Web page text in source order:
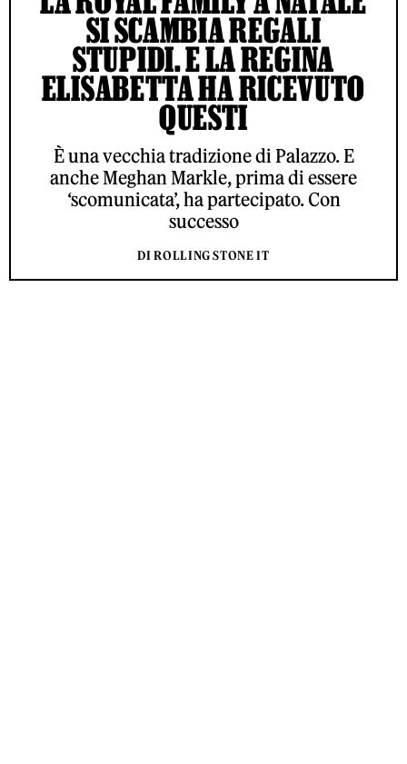
SI SCAMBIA REGALI
STUPIDI. E LA REGINA
ELISABETTA HA RICEVUTO
QUESTI
È una vecchia tradizione di Palazzo. E
anche Meghan Markle, prima di essere
‘scomunicata’, ha partecipato. Con
successo
DI ROLLING STONE IT